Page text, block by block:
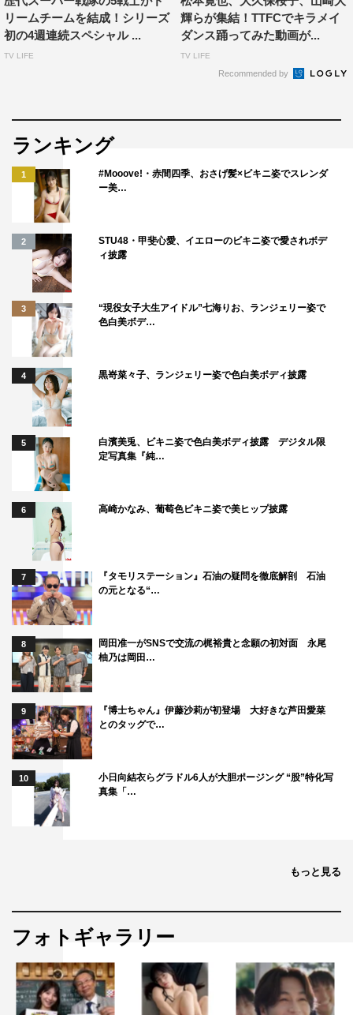
とが起きていますので、そこもご期待ください！
＜トレンディエンジェル・たかし コメント＞
今日の収録では、スーパー戦隊を「面白おかしく語る」
客さんは入れたくなかった…（笑）。
僕が小学校のときに見ていて一番印象に残っているのは
『忍者戦隊カクレンジャー』。ケイン・コスギさんが出て
いたんですよ！ 近年の作品だと『海賊戦隊ゴーカイジャ
ー』は、全員が“正義の味方”というより、“悪役”っぽい感
じがいいんです。
スーパー戦隊シリーズって、若手俳優の登龍門的な位置
づけにもなっているんですよね。今や超人気になっている
俳優さんのデビューのころを見られるというのも楽しみの
ひとつですね。
『アメトーーク！』の「スーパー戦隊大好き芸人」を見
て、それをきっかけに過去のスーパー戦隊シリーズに興味
を持って、見てみてもらえたら、こんなうれしいことはな
いですね！
©2017 テレビ朝日・東映AG・東映
リームチームを結成！シリーズ
初の4週連続スペシャル ...
TV LIFE
輝らが集結！TTFCでキラメイ
ダンス踊ってみた動画が...
TV LIFE
Recommended by
ランキング
1
#Mooove!・赤間四季、おさげ髪×ビキニ姿でスレンダ
ー美…
2
STU48・甲斐心愛、イエローのビキニ姿で愛されボデ
ィ披露
3
“現役女子大生アイドル”七海りお、ランジェリー姿で
色白美ボデ…
4 黒嵜菜々子、ランジェリー姿で色白美ボディ披露
5
白濱美兎、ビキニ姿で色白美ボディ披露 デジタル限
定写真集『純…
6 高崎かなみ、葡萄色ビキニ姿で美ヒップ披露
7
『タモリステーション』石油の疑問を徹底解剖 石油
の元となる“…
8
岡田准一がSNSで交流の梶裕貴と念願の初対面 永尾
柚乃は岡田…
9
『博士ちゃん』伊藤沙莉が初登場 大好きな芦田愛菜
とのタッグで…
10
小日向結衣らグラドル6人が大胆ポージング “股”特化写
真集「…
もっと見る
フォトギャラリー